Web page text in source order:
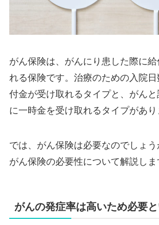
がん保険は、がんにり患した際に
れる保険です。治療のための入院
付金が受け取れるタイプと、がん
に一時金を受け取れるタイプがあり
では、がん保険は必要なのでしょう
がん保険の必要性について解説しま
がんの発症率は高いため必要